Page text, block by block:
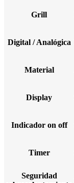
Grill
Digital / Analógica
Material
Display
Indicador on off
Timer
Seguridad